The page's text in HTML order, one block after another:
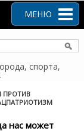
спорта,
МЕНЮ
ПРОТИВ
нас может